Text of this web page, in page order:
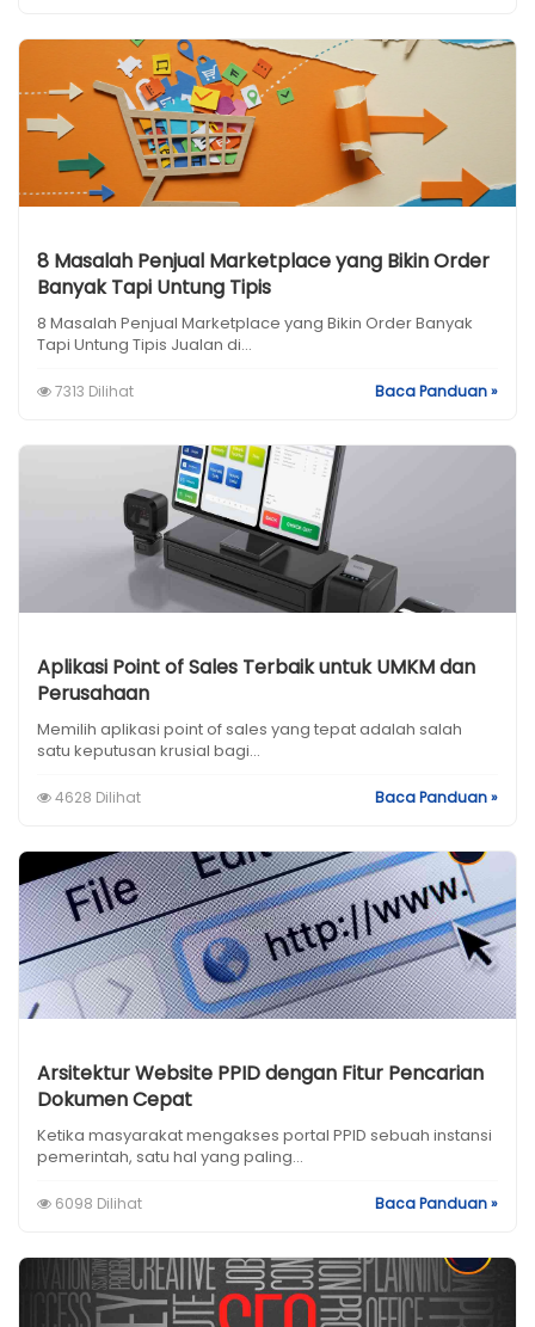
8 Masalah Penjual Marketplace yang Bikin Order
Banyak Tapi Untung Tipis
8 Masalah Penjual Marketplace yang Bikin Order Banyak
Tapi Untung Tipis Jualan di...
7313 Dilihat Baca Panduan »
Aplikasi Point of Sales Terbaik untuk UMKM dan
Perusahaan
Memilih aplikasi point of sales yang tepat adalah salah
satu keputusan krusial bagi...
4628 Dilihat Baca Panduan »
Arsitektur Website PPID dengan Fitur Pencarian
Dokumen Cepat
Ketika masyarakat mengakses portal PPID sebuah instansi
pemerintah, satu hal yang paling...
6098 Dilihat Baca Panduan »